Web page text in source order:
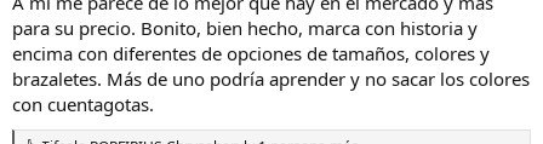
para su precio. Bonito, bien hecho, marca con historia y
encima con diferentes de opciones de tamaños, colores y
brazaletes. Más de uno podría aprender y no sacar los colores
con cuentagotas.